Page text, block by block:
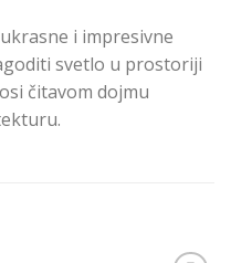
i impresivne
svetlo u prostoriji
čitavom dojmu